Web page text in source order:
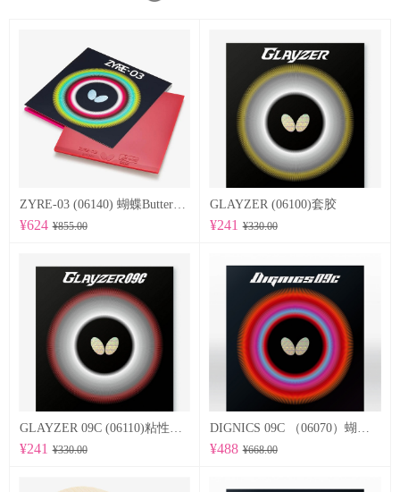
ZYRE-03 (06140) 蝴蝶Butterfly 专业反胶套胶
¥624 ¥855.00
GLAYZER (06100)套胶
¥241 ¥330.00
¥241 ¥330.00 ¥488 ¥668.00